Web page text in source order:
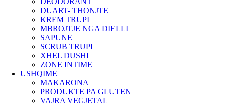
DUART- THONJTE
KREM TRUPI
MBROJTJE NGA DIELLI
SAPUNE
SCRUB TRUPI
XHEL DUSHI
ZONE INTIME
USHQIME
MAKARONA
PRODUKTE PA GLUTEN
VAJRA VEGJETAL